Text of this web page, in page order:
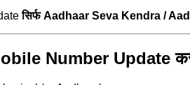
सिर्फ Aadhaar Seva Kendra /
Number Update